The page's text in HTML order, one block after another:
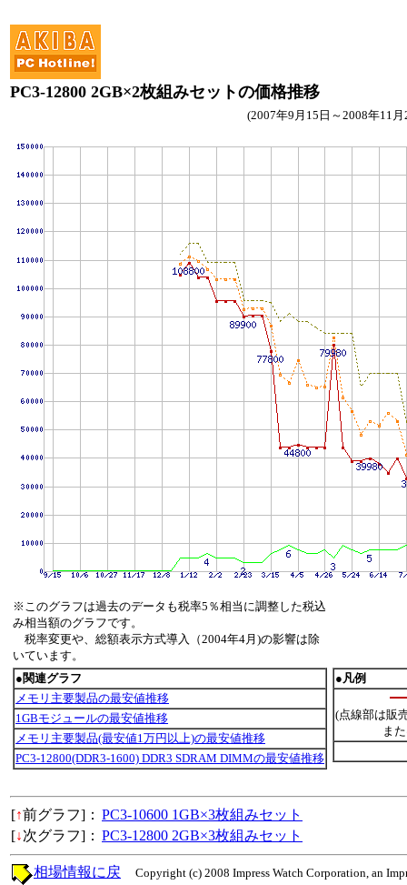
PC3-12800 2GB×2枚組みセットの価格推移
(2007年9月15日～2008年11月
※このグラフは過去のデータも税率5％相当に調整した税込
み相当額のグラフです。
税率変更や、総額表示方式導入（2004年4月)の影響は除
いています。
●関連グラフ
メモリ主要製品の最安値推移
1GBモジュールの最安値推移
メモリ主要製品(最安値1万円以上)の最安値推移
PC3-12800(DDR3-1600) DDR3 SDRAM DIMMの最安値推移
●凡例
(点線部は販
ま
[↑前グラフ]： PC3-10600 1GB×3枚組みセット
[↓次グラフ]： PC3-12800 2GB×3枚組みセット
Copyright (c) 2008 Impress Watch Corporation, an
相場情報に戻